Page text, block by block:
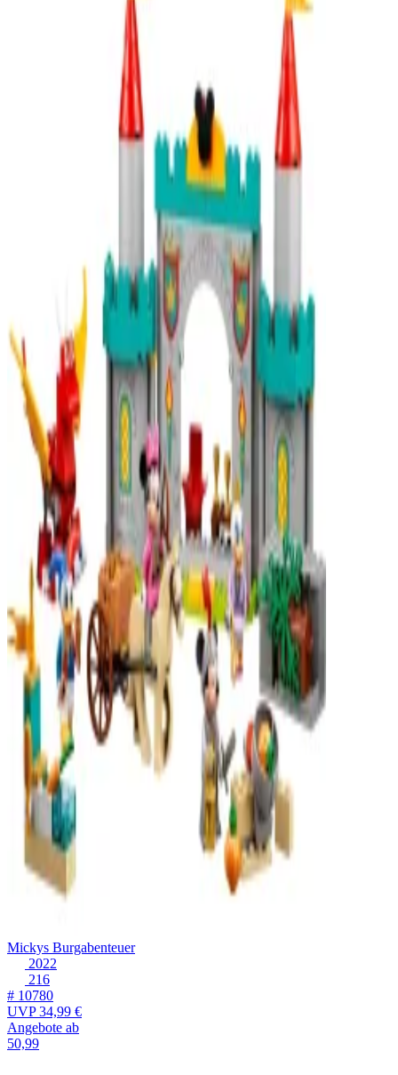
Mickys Burgabenteuer
2022
216
# 10780
UVP34,99 €
Angebote ab
50,99